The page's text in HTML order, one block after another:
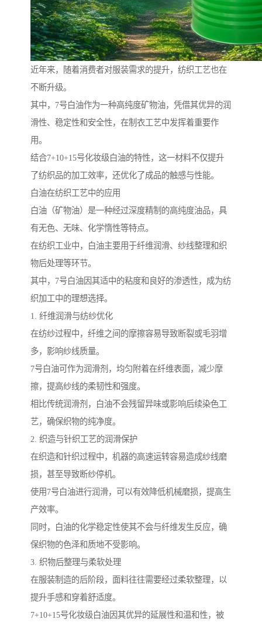
近年来，随着消费者对服装需求的提升，纺织工艺也在
不断升级。
其中，7号白油作为一种高纯度矿物油，凭借其优异的润
滑性、稳定性和安全性，在制衣工艺中发挥着重要作
用。
结合7+10+15号化妆级白油的特性，这一材料不仅提升
了纺织品的加工效率，还优化了成品的触感与性能。
白油在纺织工艺中的应用
白油（矿物油）是一种经过深度精制的高纯度油品，具
有无色、无味、化学惰性等特点。
在纺织工业中，白油主要用于纤维润滑、纱线整理和织
物后处理等环节。
其中，7号白油因其适中的粘度和良好的渗透性，成为纺
织加工中的理想选择。
1. 纤维润滑与纺纱优化
在纺纱过程中，纤维之间的摩擦容易导致断裂或毛羽增
多，影响纱线质量。
7号白油可作为润滑剂，均匀附着在纤维表面，减少摩
擦，提高纱线的柔韧性和强度。
相比传统润滑剂，白油不会残留异味或影响后续染色工
艺，确保织物的纯净度。
2. 织造与针织工艺的润滑保护
在织造和针织过程中，机器的高速运转容易造成纱线磨
损，甚至导致断纱停机。
使用7号白油进行润滑，可以有效降低机械磨损，提高生
产效率。
同时，白油的化学稳定性使其不会与纤维发生反应，确
保织物的色泽和质地不受影响。
3. 织物后整理与柔软处理
在服装制造的后阶段，面料往往需要经过柔软整理，以
提升手感和穿着舒适度。
7+10+15号化妆级白油因其优异的延展性和温和性，被